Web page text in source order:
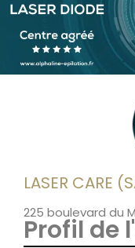
LASER CARE
225 boulevard du
Profil de